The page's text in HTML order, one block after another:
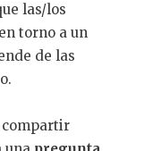
las/los
torno a un
de las
compartir